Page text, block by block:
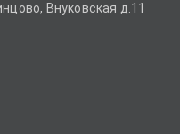
Внуковская д.11